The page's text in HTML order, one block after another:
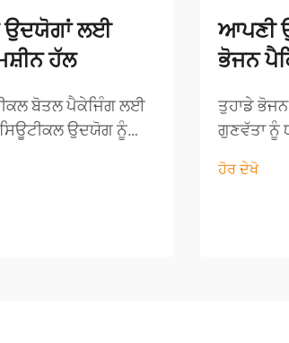
ਉਦਯੋਗਾਂ ਲਈ
ਹੱਲ
ਬੋਤਲ ਪੈਕੇਜਿੰਗ ਲਈ
ਉਦਯੋਗ ਨੂੰ
ਮਿਆਰਾਂ ਦੀ ਲੋੜ ਹੁੰਦੀ
ਆਪਣੀ
ਭੋਜਨ
ਤੁਹਾਡੇ
ਗੁਣਵੱਤਾ ਨੂੰ
ਲਈ ਸਭ ਤੋਂ
ਹੋਰ ਦੇਖੋ